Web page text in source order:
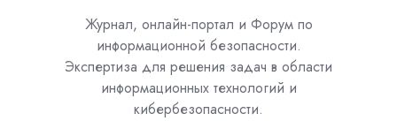
Журнал, онлайн-портал и Форум по
информационной безопасности.
Экспертиза для решения задач в области
информационных технологий и
кибербезопасности.